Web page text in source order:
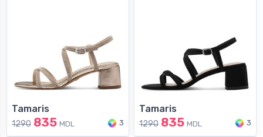
Tamaris
1290 835 MDL 3
Tamaris
1290 835 MDL 3